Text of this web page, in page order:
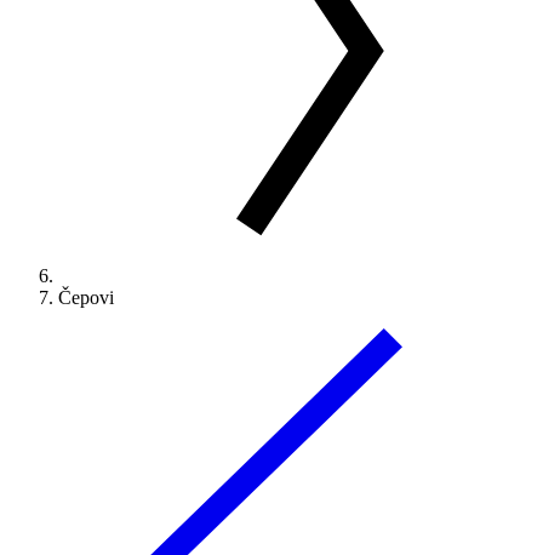
Čepovi